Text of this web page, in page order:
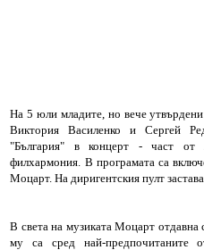
На 5 юли младите, но вече
Виктория Василенко и Сергей
"България" в концерт - част от
филхармония. В програмата са
Моцарт. На диригентския пулт
В света на музиката Моцарт отдавна
му са сред най-предпочитаните